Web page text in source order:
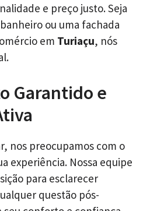
e preço justo. Seja
ou uma fachada
em Turiaçu, nós
Garantido e
nos preocupamos com o
experiência. Nossa equipe
para esclarecer
questão pós-